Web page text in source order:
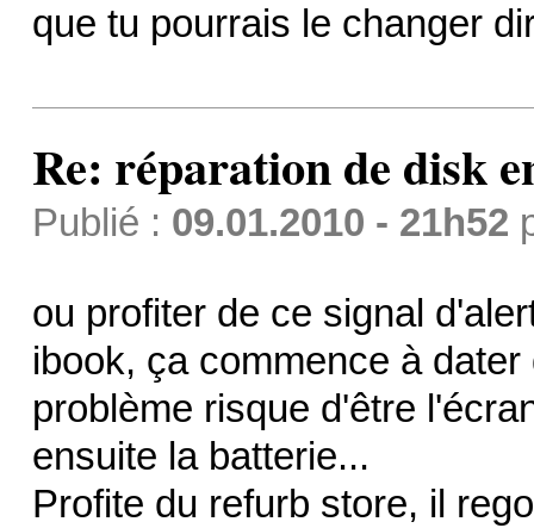
que tu pourrais le changer
Re: réparation de disk
Publié : 09.01.2010 - 21h52
ou profiter de ce signal
ibook, ça commence à
problème risque d'être
ensuite la batterie...
Profite du refurb store, il